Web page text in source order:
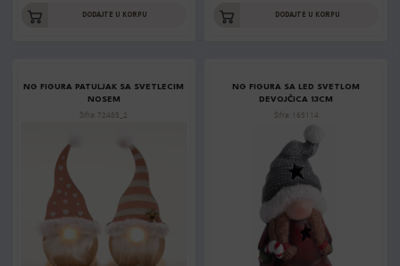
DODAJTE U KORPU DODAJTE U KORPU
NG FIGURA PATULJAK SA SVETLECIM
NOSEM
Šifra: 72485_2
NG FIGURA SA LED SVETLOM
DEVOJČICA 13CM
Šifra: 165114